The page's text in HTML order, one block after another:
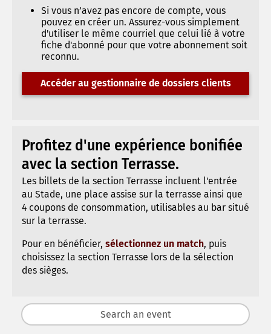
Si vous n’avez pas encore de compte, vous
pouvez en créer un. Assurez-vous simplement
d'utiliser le même courriel que celui lié à votre
fiche d'abonné pour que votre abonnement soit
reconnu.
Accéder au gestionnaire de dossiers clients
Profitez d'une expérience bonifiée
avec la section Terrasse.
Les billets de la section Terrasse incluent l'entrée
au Stade, une place assise sur la terrasse ainsi que
4 coupons de consommation, utilisables au bar situé
sur la terrasse.
Pour en bénéficier, sélectionnez un match, puis
choisissez la section Terrasse lors de la sélection
des sièges.